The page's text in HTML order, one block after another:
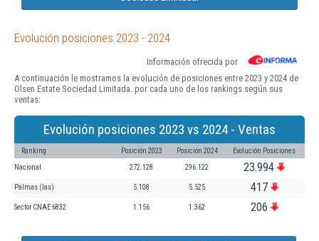
Evolución posiciones 2023 - 2024
Información ofrecida por
A continuación le mostramos la evolución de posiciones entre 2023 y 2024 de
Olsen Estate Sociedad Limitada. por cada uno de los rankings según sus
ventas:
Evolución posiciones 2023 vs 2024 - Ventas
Ranking Posición 2023 Posición 2024 Evolución Posiciones
Nacional 272.128 296.122 23.994
Palmas (las) 5.108 5.525 417
Sector CNAE 6832 1.156 1.362 206